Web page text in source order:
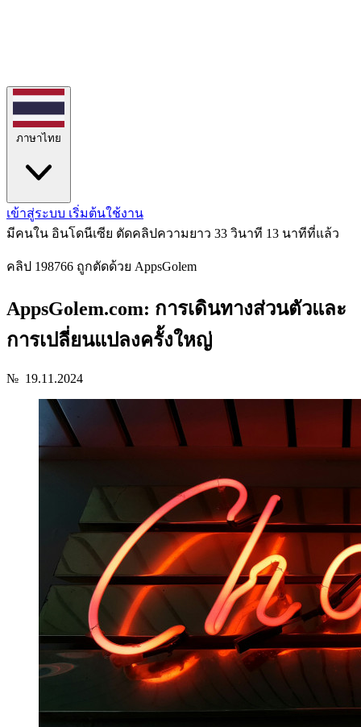
ภาษาไทย
เข้าสู่ระบบ เริ่มต้นใช้งาน
มีคนใน อินโดนีเซีย ตัดคลิปความยาว 33 วินาที 13 นาทีที่แล้ว
คลิป 198766 ถูกตัดด้วย AppsGolem
AppsGolem.com: การเดินทางส่วนตัวและ
การเปลี่ยนแปลงครั้งใหญ่
№ 19.11.2024